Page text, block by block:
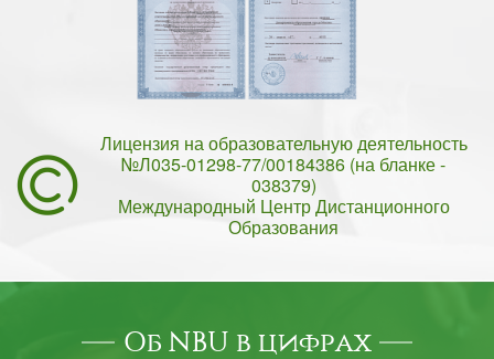
Лицензия на образовательную деятельность
№Л035-01298-77/00184386 (на бланке -
038379)
Международный Центр Дистанционного
Образования
Об NBU в цифрах